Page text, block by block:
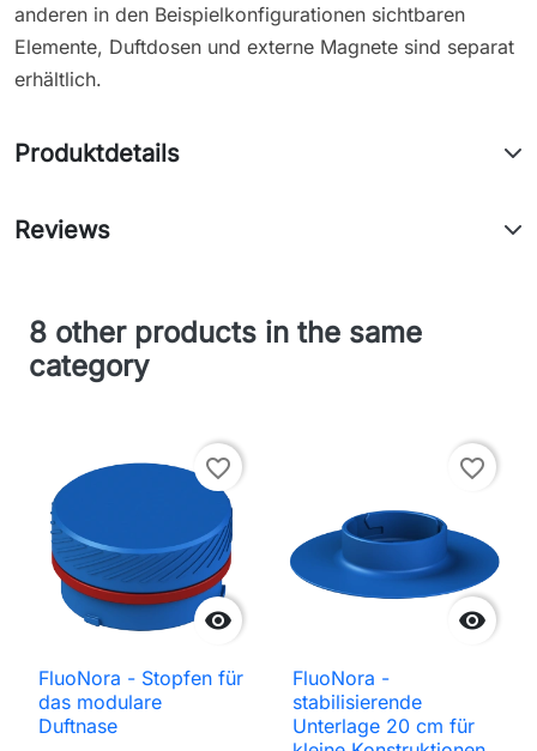
anderen in den Beispielkonfigurationen sichtbaren
Elemente, Duftdosen und externe Magnete sind separat
erhältlich.
Produktdetails
Reviews
8 other products in the same
category

favorite_border
FluoNora - Stopfen für
das modulare
Duftnase

favorite_border
FluoNora -
stabilisierende
Unterlage 20 cm für